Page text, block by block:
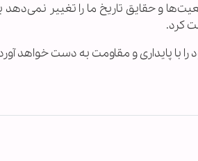
و حقایق تاریخ ما را تغییر
کرد.
پایداری و مقاومت به دست خواهد